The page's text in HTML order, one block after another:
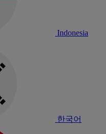
Indonesia
한국어